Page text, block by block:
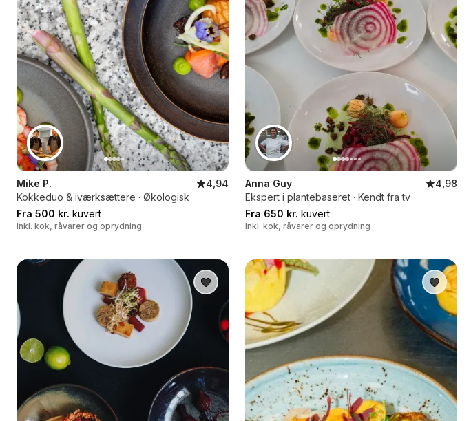
Mike P.
4,94
Kokkeduo & iværksættere · Økologisk
Fra 500 kr. kuvert
Inkl. kok, råvarer og oprydning
Anna Guy
4,98
Ekspert i plantebaseret · Kendt fra tv
Fra 650 kr. kuvert
Inkl. kok, råvarer og oprydning